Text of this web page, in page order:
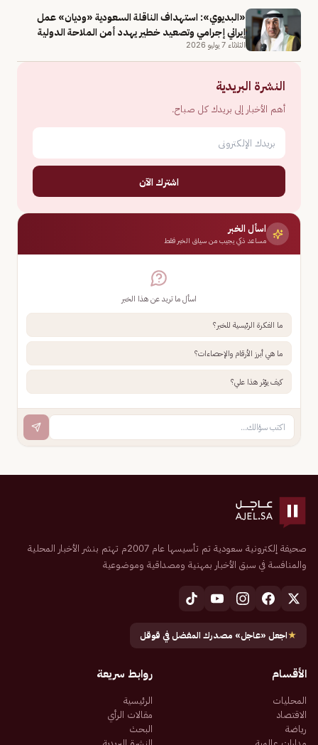
«البديوي»: استهداف الناقلة السعودية «وديان» عمل
إيراني إجرامي وتصعيد خطير يهدد أمن الملاحة الدولية
الثلاثاء 7 يوليو 2026
النشرة البريدية
أهم الأخبار إلى بريدك كل صباح.
اشترك الآن
اسأل الخبر
مساعد ذكي يجيب من سياق الخبر فقط
اسأل ما تريد عن هذا الخبر
ما الفكرة الرئيسية للخبر؟
ما هي أبرز الأرقام والإحصاءات؟
كيف يؤثر هذا علي؟
صحيفة إلكترونية سعودية تم تأسيسها عام 2007م تهتم بنشر الأخبار المحلية
والمنافسة في سبق الأخبار بمهنية ومصداقية وموضوعية
★اجعل «عاجل» مصدرك المفضل في قوقل
الأقسام
المحليات
الاقتصاد
رياضة
روابط سريعة
الرئيسية
مقالات الرأي
البحث